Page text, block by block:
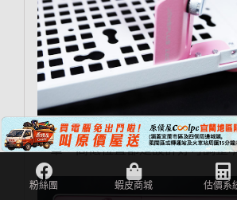
配件包內有顯卡支撐架可以使用，
一筆，高低位置都是設計好可調整